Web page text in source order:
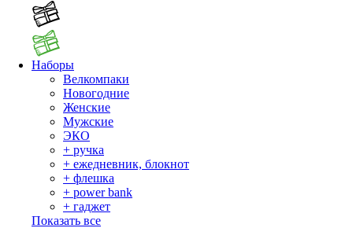
Наборы
Велкомпаки
Новогодние
Женские
Мужские
ЭКО
+ ручка
+ ежедневник, блокнот
+ флешка
+ power bank
+ гаджет
Показать все